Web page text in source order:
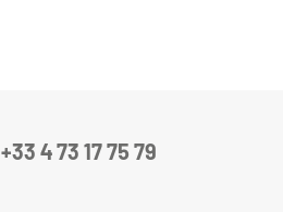
+33 4 73 17 75 79